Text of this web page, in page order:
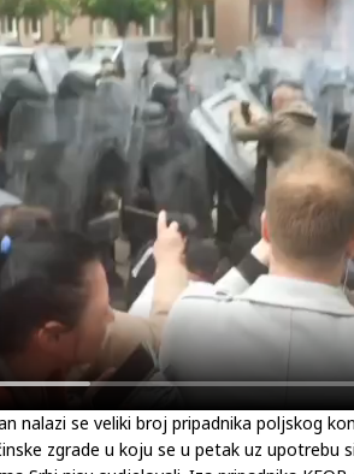
nalazi se veliki broj pripadnika poljskog
zgrade u koju se u petak uz upotrebu